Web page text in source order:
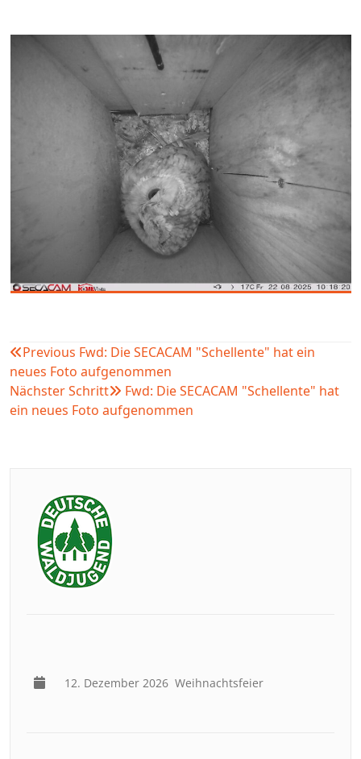
Beitragsnavigation
Previous Fwd: Die SECACAM "Schellente" hat ein
neues Foto aufgenommen
Nächster Schritt
Fwd: Die SECACAM "Schellente" hat
ein neues Foto aufgenommen
12. Dezember 2026 Weihnachtsfeier